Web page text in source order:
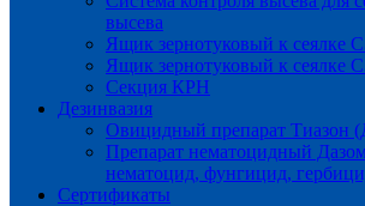
высева
Ящик зернотуковый к сеялке
Ящик зернотуковый к сеялке
Секция КРН
Дезинвазия
Овицидный препарат Тиазон
Препарат нематоцидный
нематоцид, фунгицид,
Сертификаты